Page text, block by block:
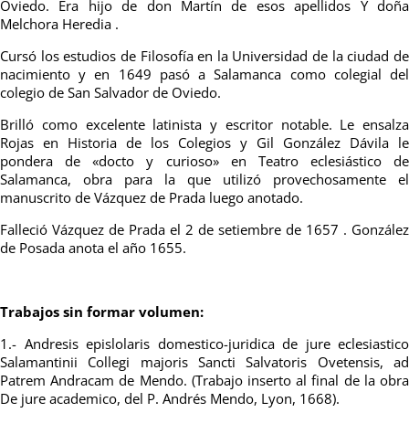
Oviedo. Era hijo de don Martín de esos apellidos Y doña
Melchora Heredia .
Cursó los estudios de Filosofía en la Universidad de la ciudad de
nacimiento y en 1649 pasó a Salamanca como colegial del
colegio de San Salvador de Oviedo.
Brilló como excelente latinista y escritor notable. Le ensalza
Rojas en Historia de los Colegios y Gil González Dávila le
pondera de «docto y curioso» en Teatro eclesiástico de
Salamanca, obra para la que utilizó provechosamente el
manuscrito de Vázquez de Prada luego anotado.
Falleció Vázquez de Prada el 2 de setiembre de 1657 . González
de Posada anota el año 1655.
Trabajos sin formar volumen:
1.- Andresis epislolaris domestico-juridica de jure eclesiastico
Salamantinii Collegi majoris Sancti Salvatoris Ovetensis, ad
Patrem Andracam de Mendo. (Trabajo inserto al final de la obra
De jure academico, del P. Andrés Mendo, Lyon, 1668).